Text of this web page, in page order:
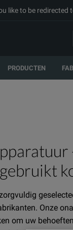
like to be
PRODUCTEN
Onze
om uw